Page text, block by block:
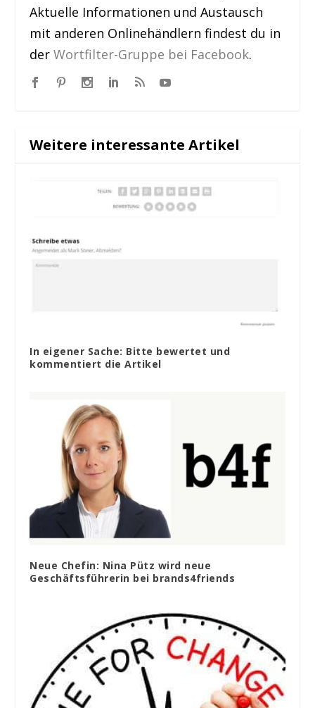
Aktuelle Informationen und Austausch
mit anderen Onlinehändlern findest du in
derWortfilter-Gruppe bei Facebook.
Weitere interessante Artikel
In eigener Sache: Bitte bewertet und
kommentiert die Artikel
Neue Chefin: Nina Pütz wird neue
Geschäftsführerin bei brands4friends